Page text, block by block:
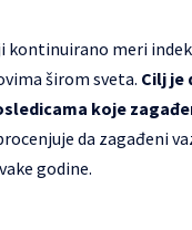
kontinuirano meri
širom sveta. Cilj je
koje
da zagađeni
godine.